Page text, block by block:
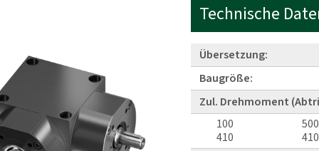
Technische
Übersetzung:
Baugröße:
Zul. Drehmoment
100
410
500
410